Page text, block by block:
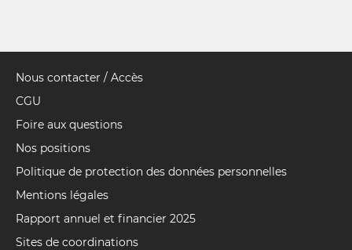
Pied
de
Nous contacter / Accès
CGU
Foire aux questions
Nos positions
Politique de protection des données personnelles
Mentions légales
Rapport annuel et financier 2025
Sites de coordinations